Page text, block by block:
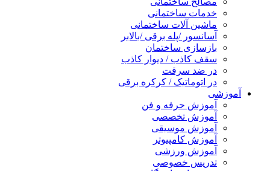
خدمات ساختمانی
ماشین آلات ساختمانی
آسانسور /پله برقی /بالابر
بازسازی ساختمان
سقف کاذب / دیوار کاذب
در ضد سرقت
در اتوماتیک / کرکره برقی
آموزشی
آموزش حرفه و فن
آموزش تخصصی
آموزش موسیقی
آموزش کامپیوتر
آموزش ورزشی
تدریس خصوصی